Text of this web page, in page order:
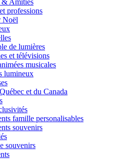
& Amitiés
professions
Noël
de lumières
et télévisions
musicales
lumineux
et du Canada
famille personalisables
souvenirs
souvenirs